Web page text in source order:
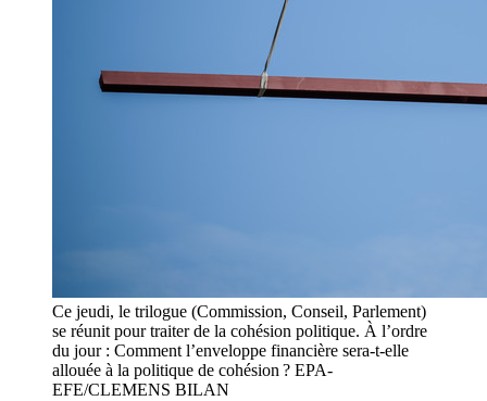
Ce jeudi, le trilogue (Commission, Conseil, Parlement)
se réunit pour traiter de la cohésion politique. À l’ordre
du jour : Comment l’enveloppe financière sera-t-elle
allouée à la politique de cohésion ? EPA-
EFE/CLEMENS BILAN